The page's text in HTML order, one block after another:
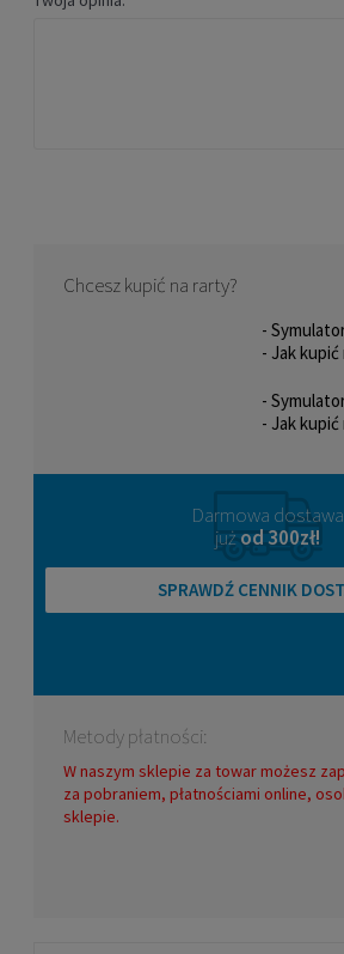
Chcesz kupić na rarty?
-
- Jak kupić
-
- Jak kupić
Darmowa dostawa
już od 300zł!
SPRAWDŹ CENNIK
Metody płatności:
W naszym sklepie za towar możesz
za pobraniem, płatnościami online,
sklepie.